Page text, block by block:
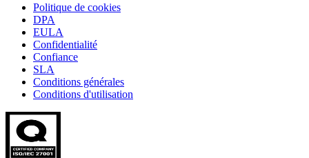
Politique de cookies
DPA
EULA
Confidentialité
Confiance
SLA
Conditions générales
Conditions d'utilisation